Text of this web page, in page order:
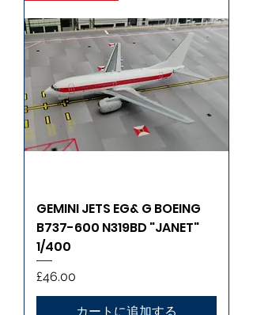
GEMINI JETS EG& G BOEING
B737-600 N319BD "JANET"
1/400
価格
£46.00
カートに追加する